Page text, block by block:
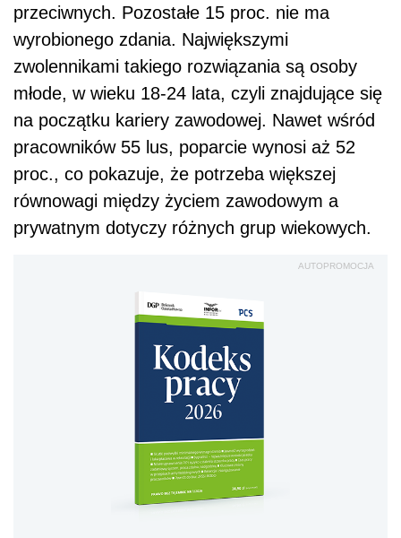
przeciwnych. Pozostałe 15 proc. nie ma
wyrobionego zdania. Największymi
zwolennikami takiego rozwiązania są osoby
młode, w wieku 18-24 lata, czyli znajdujące się
na początku kariery zawodowej. Nawet wśród
pracowników 55 lus, poparcie wynosi aż 52
proc., co pokazuje, że potrzeba większej
równowagi między życiem zawodowym a
prywatnym dotyczy różnych grup wiekowych.
AUTOPROMOCJA